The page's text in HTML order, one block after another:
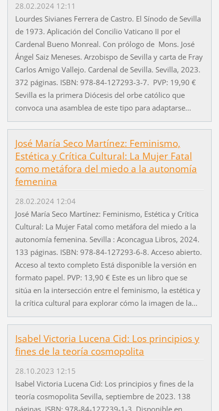
28.02.2024 12:11
Lourdes Sivianes Ferrera de Castro. El Sínodo de Sevilla
de 1973. Aplicación del Concilio Vaticano II por el
Cardenal Bueno Monreal. Con prólogo de Mons. José
Ángel Saiz Meneses. Arzobispo de Sevilla y carta de Fray
Carlos Amigo Vallejo. Cardenal de Sevilla. Sevilla, 2023.
372 páginas. ISBN: 978-84-127293-3-7. PVP: 19,90 €
Sevilla es la primera Diócesis del orbe católico que
convoca una asamblea de este tipo para adaptarse...
José María Seco Martínez: Feminismo,
Estética y Crítica Cultural: La Mujer Fatal
como metáfora del miedo a la autonomía
femenina
28.02.2024 12:04
José María Seco Martínez: Feminismo, Estética y Crítica
Cultural: La Mujer Fatal como metáfora del miedo a la
autonomía femenina. Sevilla : Aconcagua Libros, 2024.
133 páginas. ISBN: 978-84-127293-6-8. Acceso abierto.
Acceso al texto completo Está disponible la versión en
formato papel. PVP: 13,90 € Este es un libro que se
sitúa en la intersección entre el feminismo, la estética y
la crítica cultural para explorar cómo la imagen de la...
Isabel Victoria Lucena Cid: Los principios y
fines de la teoría cosmopolita
28.10.2023 12:15
Isabel Victoria Lucena Cid: Los principios y fines de la
teoría cosmopolita Sevilla, septiembre de 2023. 138